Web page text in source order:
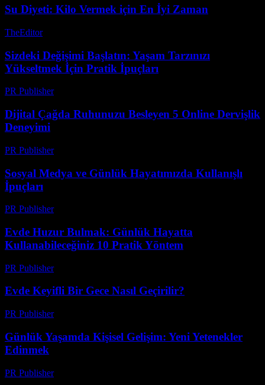
Su Diyeti: Kilo Vermek için En İyi Zaman
TheEditor-
Sizdeki Değişimi Başlatın: Yaşam Tarzınızı
Yükseltmek İçin Pratik İpuçları
PR Publisher-
Dijital Çağda Ruhunuzu Besleyen 5 Online Dervişlik
Deneyimi
PR Publisher-
Sosyal Medya ve Günlük Hayatımızda Kullanışlı
İpuçları
PR Publisher-
Evde Huzur Bulmak: Günlük Hayatta
Kullanabileceğiniz 10 Pratik Yöntem
PR Publisher-
Evde Keyifli Bir Gece Nasıl Geçirilir?
PR Publisher-
Günlük Yaşamda Kişisel Gelişim: Yeni Yetenekler
Edinmek
PR Publisher-